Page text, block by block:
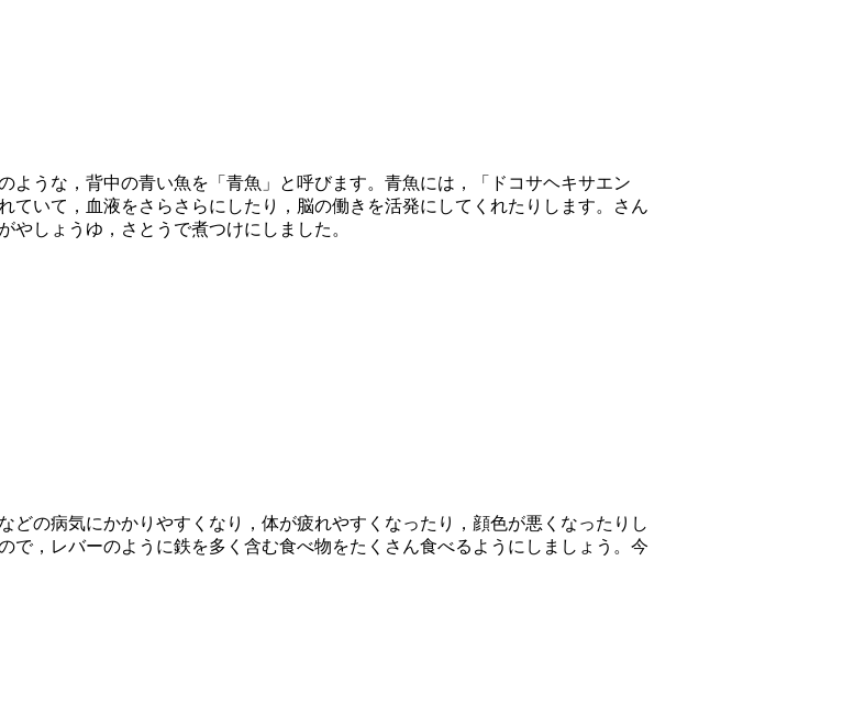
うな，背中の青い魚を「青魚」と呼びます。青魚には，「ドコサヘキサエン
いて，血液をさらさらにしたり，脳の働きを活発にしてくれたりします。さん
やしょうゆ，さとうで煮つけにしました。
の病気にかかりやすくなり，体が疲れやすくなったり，顔色が悪くなったりし
で，レバーのように鉄を多く含む食べ物をたくさん食べるようにしましょう。今